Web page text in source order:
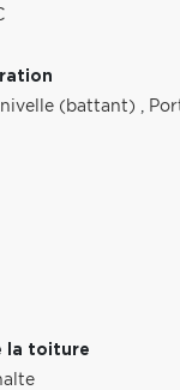
(battant) ,
la toiture